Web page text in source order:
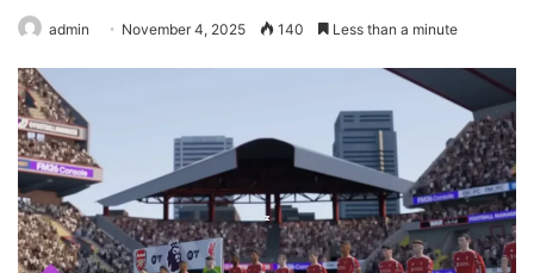
admin November 4, 2025 140 Less than a minute